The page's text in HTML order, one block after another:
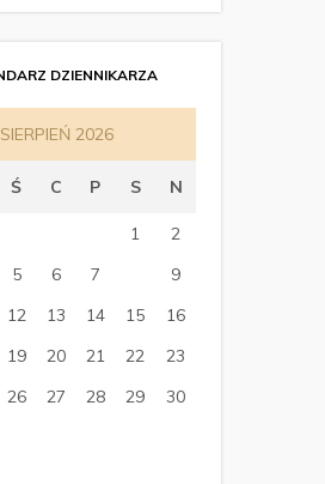
DZIENNIKARZA
SIERPIEŃ 2026
Ś C P S N
1
2
5 6 7
9
12 13 14 15
16
19 20 21 22
23
26 27 28 29
30